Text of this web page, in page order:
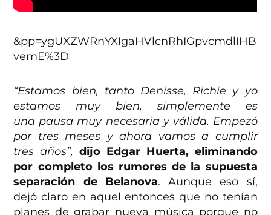
&pp=ygUXZWRnYXIgaHVlcnRhIGpvcmdlIHB
vemE%3D
“Estamos bien, tanto Denisse, Richie y yo
estamos muy bien, simplemente es
una pausa muy necesaria y válida. Empezó
por tres meses y ahora vamos a cumplir
tres años”, dijo Edgar Huerta, eliminando
por completo los rumores de la supuesta
separación de Belanova. Aunque eso sí,
dejó claro en aquel entonces que no tenían
planes de grabar nueva música porque no